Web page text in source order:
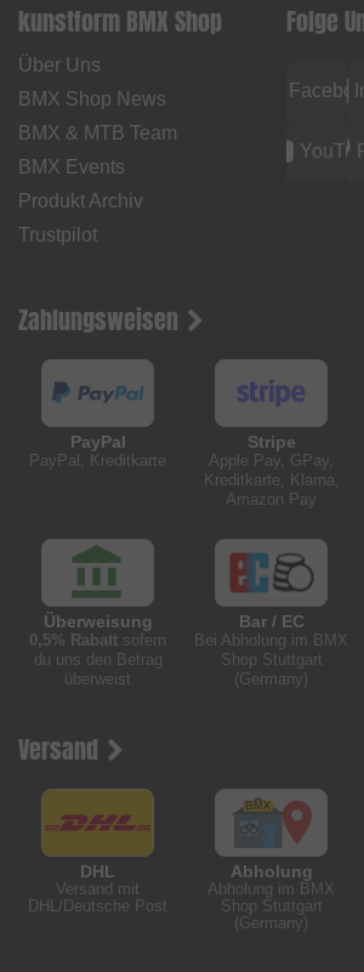
kunstform BMX Shop
Über Uns
BMX Shop News
BMX & MTB Team
BMX Events
Produkt Archiv
Trustpilot
Folge
Zahlungsweisen
PayPal
PayPal, Kreditkarte
Stripe
Apple Pay, GPay,
Kreditkarte, Klarna,
Amazon Pay
Überweisung
0,5% Rabatt sofern
du uns den Betrag
überweist
Bar / EC
Bei Abholung im BMX
Shop Stuttgart
(Germany)
Versand
DHL
Versand mit
DHL/Deutsche Post
Abholung
Abholung im BMX
Shop Stuttgart
(Germany)